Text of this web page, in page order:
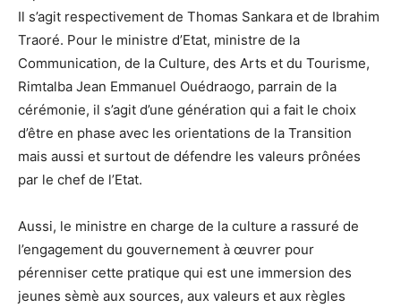
Il s’agit respectivement de Thomas Sankara et de Ibrahim
Traoré. Pour le ministre d’Etat, ministre de la
Communication, de la Culture, des Arts et du Tourisme,
Rimtalba Jean Emmanuel Ouédraogo, parrain de la
cérémonie, il s’agit d’une génération qui a fait le choix
d’être en phase avec les orientations de la Transition
mais aussi et surtout de défendre les valeurs prônées
par le chef de l’Etat.
Aussi, le ministre en charge de la culture a rassuré de
l’engagement du gouvernement à œuvrer pour
pérenniser cette pratique qui est une immersion des
jeunes sèmè aux sources, aux valeurs et aux règles